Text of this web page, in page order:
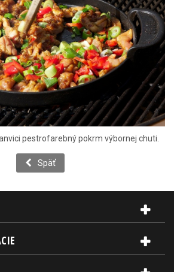
pestrofarebný pokrm výbornej chuti.
Späť